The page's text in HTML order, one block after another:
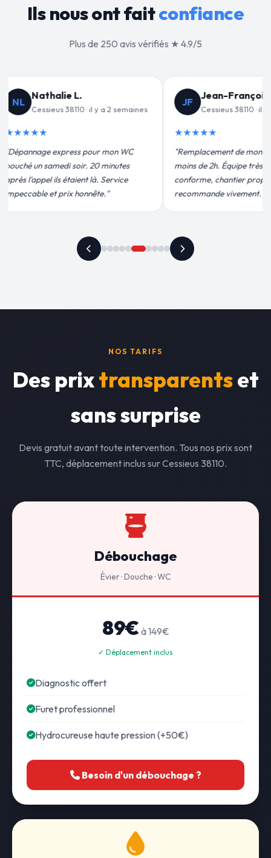
Ils nous ont faitconfiance
Plus de 250 avis vérifiés ★ 4.9/5
C.
· il y a 3 semaines
mon chauffe-eau en
très pro, devis
propre. Je
Valérie D.
Cessieus 38110 · il y a 1 mois
"Un grand merci à Sylvain Plombier
pour leur intervention rapide et
efficace. Fuite réparée en 30 min, prix
plus qu'honnête !"
NOS TARIFS
Des prixtransparentset
sans surprise
Devis gratuit avant toute intervention. Tous nos prix sont
TTC, déplacement inclus sur Cessieus 38110.
Débouchage
Évier · Douche · WC
89€ à 149€
✓ Déplacement inclus
Diagnostic offert
Furet professionnel
Hydrocureuse haute pression (+50€)
Besoin d'un débouchage ?